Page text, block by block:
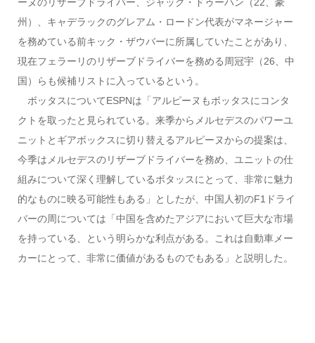
州）、キャデラックのグレアム・ロードン代表がマネージャー
を務めている前キック・ザウバーに所属していたことがあり、
現在フェラーリのリザーブドライバーを務める周冠宇（26、中
国）らも候補リストに入っているという。
ボッタスについてESPNは「アルピーヌもボッタスにコンタ
クトを取ったと見られている。来季からメルセデスのパワーユ
ニットとギアボックスに切り替えるアルピーヌからの提案は、
今季はメルセデスのリザーブドライバーを務め、ユニットの仕
組みについて深く理解しているボタッスにとって、非常に魅力
的なものに映る可能性もある」としたが、中国人初のF1ドライ
バーの周については「中国を含めたアジアにおいて巨大な市場
を持っている、という明らかな利点がある。これは自動車メー
カーにとって、非常に価値があるものでもある」と説明した。